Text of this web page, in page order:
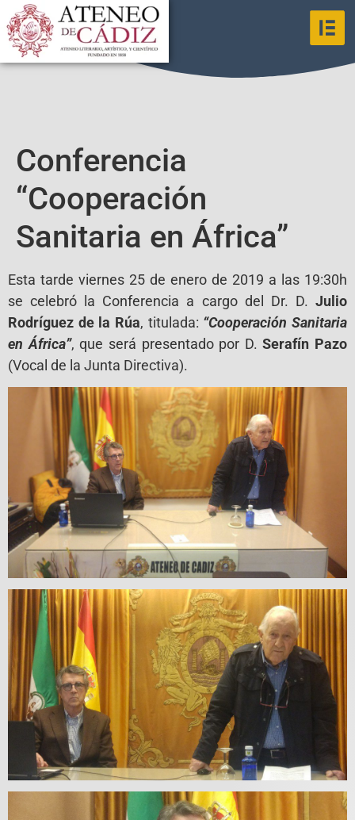
Conferencia
“Cooperación
Sanitaria en África”
Esta tarde viernes 25 de enero de 2019 a las 19:30h
se celebró la Conferencia a cargo del Dr. D. Julio
Rodríguez de la Rúa, titulada: “Cooperación Sanitaria
en África”, que será presentado por D.Serafín Pazo
(Vocal de la Junta Directiva).